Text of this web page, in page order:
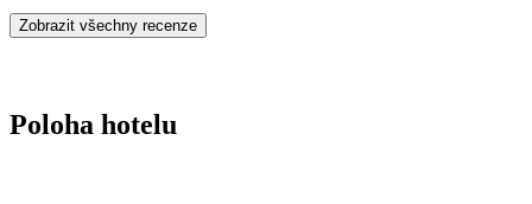
Zobrazit všechny recenze
Poloha hotelu